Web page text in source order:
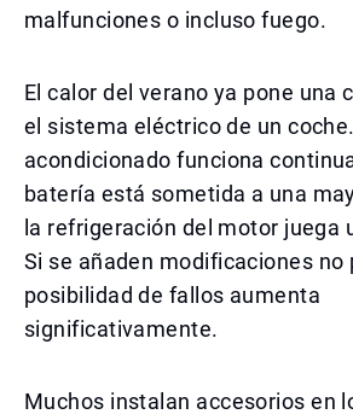
malfunciones o incluso fuego.
El calor del verano ya pone una
el sistema eléctrico de un
acondicionado funciona
batería está sometida a una
la refrigeración del motor juega
Si se añaden modificaciones no
posibilidad de fallos aumenta
significativamente.
Muchos instalan accesorios en